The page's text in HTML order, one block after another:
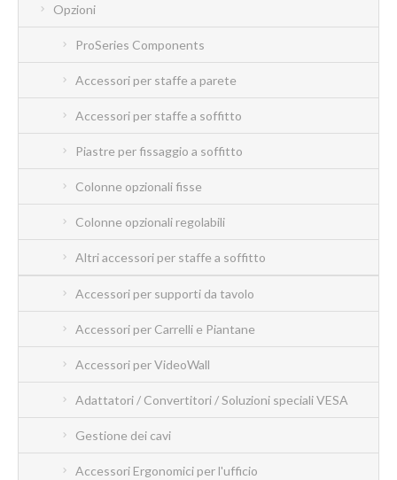
Opzioni
ProSeries Components
Accessori per staffe a parete
Accessori per staffe a soffitto
Piastre per fissaggio a soffitto
Colonne opzionali fisse
Colonne opzionali regolabili
Altri accessori per staffe a soffitto
Accessori per supporti da tavolo
Accessori per Carrelli e Piantane
Accessori per VideoWall
Adattatori / Convertitori / Soluzioni speciali VESA
Gestione dei cavi
Accessori Ergonomici per l'ufficio